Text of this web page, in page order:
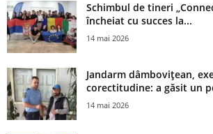
Schimbul de tineri
încheiat cu succes la...
14 mai 2026
Jandarm dâmbovițean,
corectitudine: a găsit un
14 mai 2026